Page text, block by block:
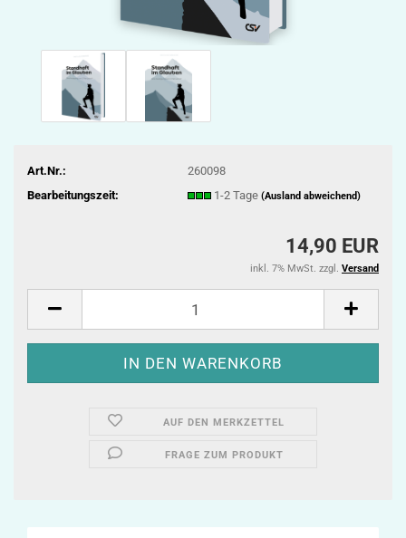
Art.Nr.:
260098
Bearbeitungszeit:
1-2 Tage (Ausland abweichend)
14,90 EUR
inkl. 7% MwSt. zzgl. Versand
AUF DEN MERKZETTEL
FRAGE ZUM PRODUKT